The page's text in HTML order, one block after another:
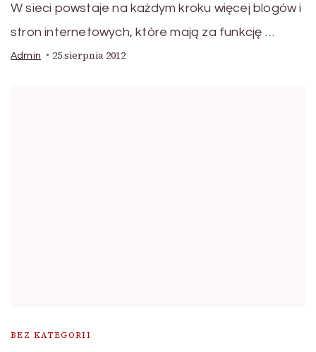
W sieci powstaje na każdym kroku więcej blogów i
stron internetowych, które mają za funkcję …
Admin 25 sierpnia 2012
BEZ KATEGORII